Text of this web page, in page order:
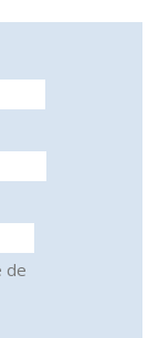
de